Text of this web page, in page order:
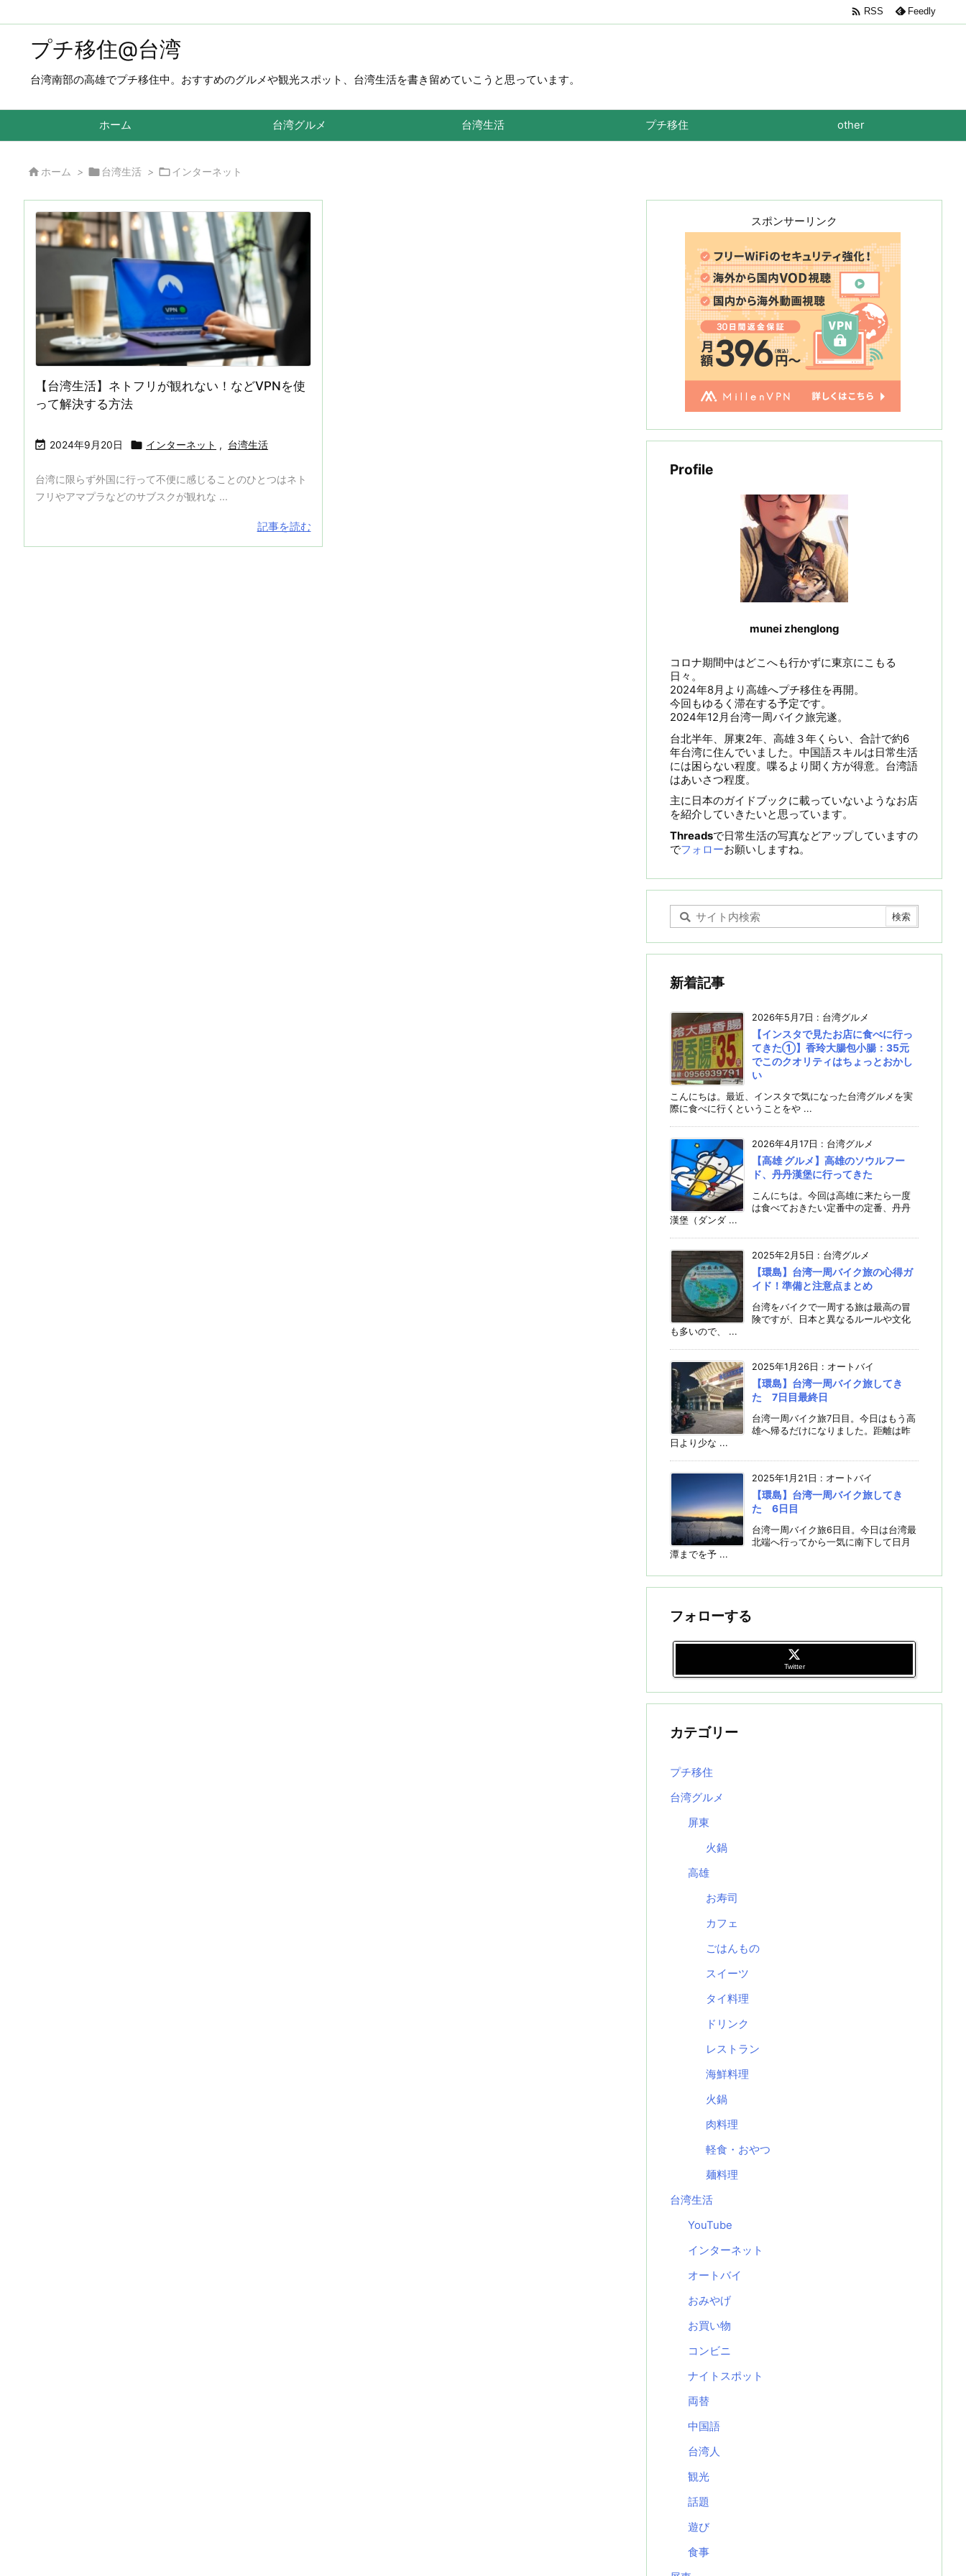
プチ移住@台湾
台湾南部の高雄でプチ移住中。おすすめのグルメや観光スポット、台湾生活を書き留めていこうと思っています。
ホーム 台湾グルメ 台湾生活 プチ移住 other
 RSS Feedly
 ホーム > 台湾生活 > インターネット
【台湾生活】ネトフリが観れない！などVPNを使
って解決する方法
 2024年9月20日  インターネット , 台湾生活
台湾に限らず外国に行って不便に感じることのひとつはネト
フリやアマプラなどのサブスクが観れな ...
記事を読む
スポンサーリンク
Profile
munei zhenglong
コロナ期間中はどこへも行かずに東京にこもる
日々。
2024年8月より高雄へプチ移住を再開。
今回もゆるく滞在する予定です。
2024年12月台湾一周バイク旅完遂。
台北半年、屏東2年、高雄３年くらい、合計で約6
年台湾に住んでいました。中国語スキルは日常生活
には困らない程度。喋るより聞く方が得意。台湾語
はあいさつ程度。
主に日本のガイドブックに載っていないようなお店
を紹介していきたいと思っています。
Threadsで日常生活の写真などアップしていますの
でフォローお願いしますね。
新着記事
2026年5月7日 : 台湾グルメ
【インスタで見たお店に食べに行っ
てきた①】香玲大腸包小腸：35元
でこのクオリティはちょっとおかし
い
こんにちは。最近、インスタで気になった台湾グルメを実
際に食べに行くということをや ...
2026年4月17日 : 台湾グルメ
【高雄 グルメ】高雄のソウルフー
ド、丹丹漢堡に行ってきた
こんにちは。今回は高雄に来たら一度
は食べておきたい定番中の定番、丹丹
漢堡（ダンダ ...
2025年2月5日 : 台湾グルメ
【環島】台湾一周バイク旅の心得ガ
イド！準備と注意点まとめ
台湾をバイクで一周する旅は最高の冒
険ですが、日本と異なるルールや文化
も多いので、 ...
2025年1月26日 : オートバイ
【環島】台湾一周バイク旅してき
た 7日目最終日
台湾一周バイク旅7日目。今日はもう高
雄へ帰るだけになりました。距離は昨
日より少な ...
2025年1月21日 : オートバイ
【環島】台湾一周バイク旅してき
た 6日目
台湾一周バイク旅6日目。今日は台湾最
北端へ行ってから一気に南下して日月
潭までを予 ...
フォローする
Twitter
カテゴリー
プチ移住
台湾グルメ
屏東
火鍋
高雄
お寿司
カフェ
ごはんもの
スイーツ
タイ料理
ドリンク
レストラン
海鮮料理
火鍋
肉料理
軽食・おやつ
麺料理
台湾生活
YouTube
インターネット
オートバイ
おみやげ
お買い物
コンビニ
ナイトスポット
両替
中国語
台湾人
観光
話題
遊び
食事